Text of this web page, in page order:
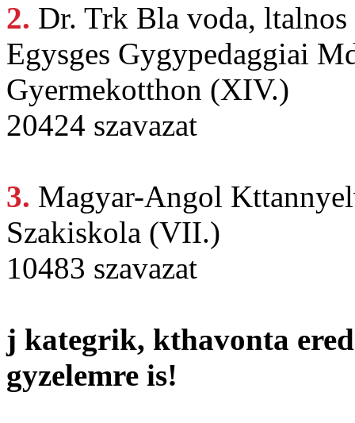
2. Dr. Trk Bla voda,
Egysges Gygypedaggiai
Gyermekotthon (XIV.)
20424 szavazat
3. Magyar-Angol
Szakiskola (VII.)
10483 szavazat
j kategrik, kthavonta
gyzelemre is!